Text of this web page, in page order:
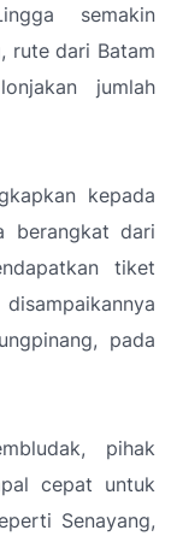
semakin
rute dari Batam
jumlah
kepada
berangkat dari
tiket
pada
pihak
cepat untuk
Senayang,